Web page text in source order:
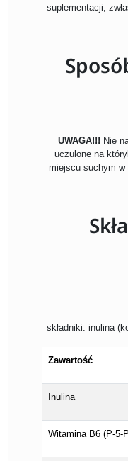
suplementacji,
UWAGA!!! Nie
uczulone na
miejscu suchym w
składniki: inulina
Zawartość
Inulina
Witamina B6 (P-5-